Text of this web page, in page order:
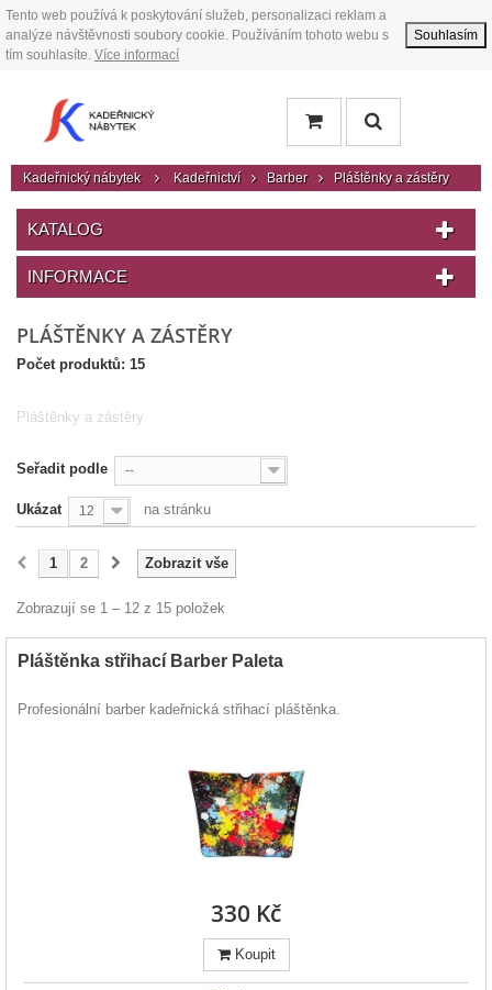
Tento web používá k poskytování služeb, personalizaci reklam a
analýze návštěvnosti soubory cookie. Používáním tohoto webu s
tím souhlasíte. Více informací
Souhlasím
Kadeřnický nábytek Kadeřnictví Barber Pláštěnky a zástěry
KATALOG
INFORMACE
PLÁŠTĚNKY A ZÁSTĚRY
Počet produktů: 15
Pláštěnky a zástěry
Seřadit podle --
Ukázat 12 na stránku
Zobrazit vše
1 2
Zobrazují se 1 – 12 z 15 položek
Pláštěnka střihací Barber Paleta
Profesionální barber kadeřnická střihací pláštěnka.
330 Kč
Koupit